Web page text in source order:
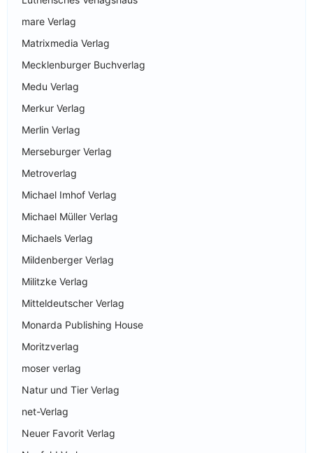
mare Verlag
Matrixmedia Verlag
Mecklenburger Buchverlag
Medu Verlag
Merkur Verlag
Merlin Verlag
Merseburger Verlag
Metroverlag
Michael Imhof Verlag
Michael Müller Verlag
Michaels Verlag
Mildenberger Verlag
Militzke Verlag
Mitteldeutscher Verlag
Monarda Publishing House
Moritzverlag
moser verlag
Natur und Tier Verlag
net-Verlag
Neuer Favorit Verlag